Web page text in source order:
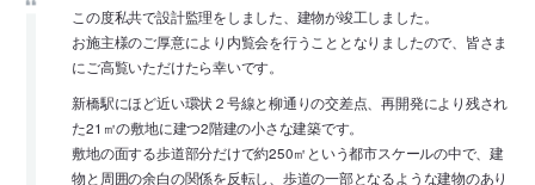
この度私共で設計監理をしました、建物が竣工しました。
お施主様のご厚意により内覧会を行うこととなりましたので、皆さま
にご高覧いただけたら幸いです。
新橋駅にほど近い環状２号線と柳通りの交差点、再開発により残され
た21㎡の敷地に建つ2階建の小さな建築です。
敷地の面する歩道部分だけで約250㎡という都市スケールの中で、建
物と周囲の余白の関係を反転し、歩道の一部となるような建物のあり